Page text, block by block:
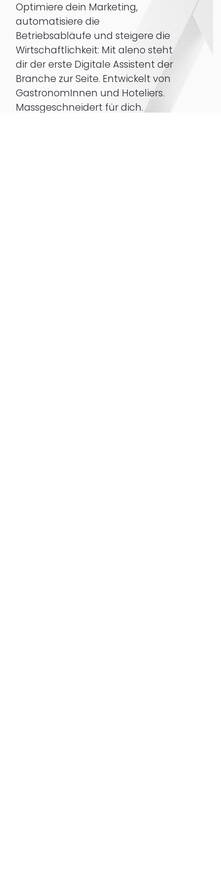
Optimiere dein Marketing,
automatisiere die
Betriebsabläufe und steigere die
Wirtschaftlichkeit: Mit aleno steht
dir der erste Digitale Assistent der
Branche zur Seite. Entwickelt von
GastronomInnen und Hoteliers.
Massgeschneidert für dich.